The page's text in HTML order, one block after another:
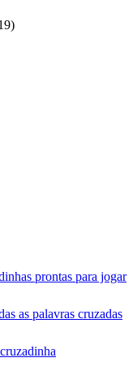
prontas para jogar
as palavras cruzadas